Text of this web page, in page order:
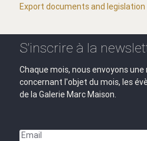
Export documents and legislation
S'inscrire à la
Chaque mois, nous envoyons
concernant l'objet du mois, les
de la Galerie Marc Maison.
Email